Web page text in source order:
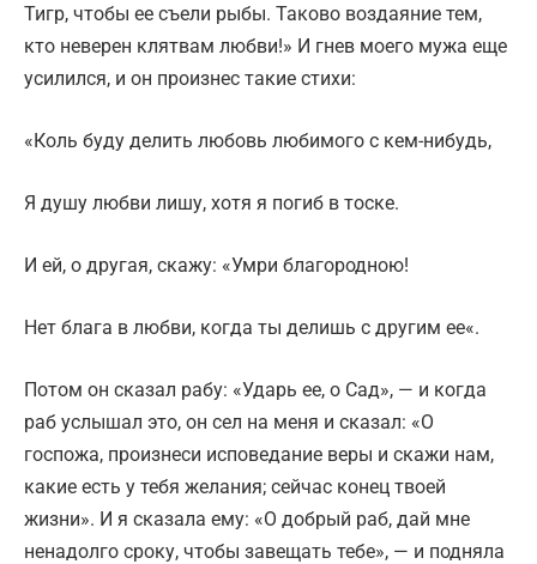
Тигр, чтобы ее съели рыбы. Таково воздаяние тем,
кто неверен клятвам любви!» И гнев моего мужа еще
усилился, и он произнес такие стихи:
«Коль буду делить любовь любимого с кем-нибудь,
Я душу любви лишу, хотя я погиб в тоске.
И ей, о другая, скажу: «Умри благородною!
Нет блага в любви, когда ты делишь с другим ее«.
Потом он сказал рабу: «Ударь ее, о Сад», — и когда
раб услышал это, он сел на меня и сказал: «О
госпожа, произнеси исповедание веры и скажи нам,
какие есть у тебя желания; сейчас конец твоей
жизни». И я сказала ему: «О добрый раб, дай мне
ненадолго сроку, чтобы завещать тебе», — и подняла